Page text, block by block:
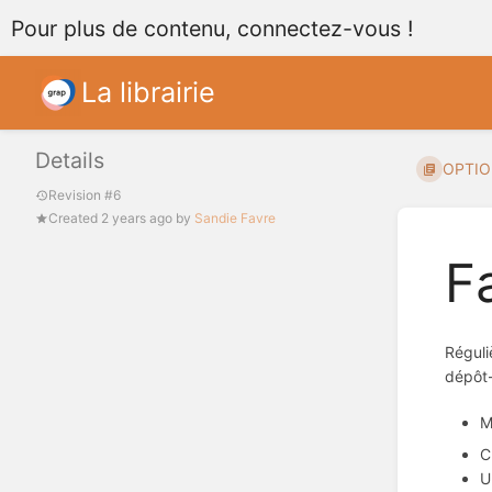
Pour plus de contenu, connectez-vous !
La librairie
Details
Revision #6
Created 2 years ago by Sandie Favre